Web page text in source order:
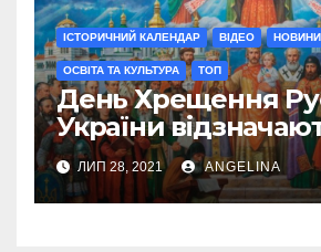
ІСТОРИЧНИЙ КАЛЕНДАР ВІДЕО НОВИНИ
ОСВІТА ТА КУЛЬТУРА ТОП
День Хрещення
України
липня
ЛИП 28, 2021 ANGELINA